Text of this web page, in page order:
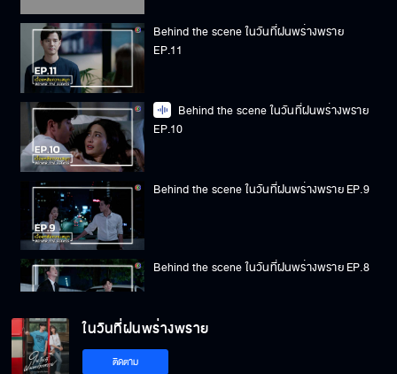
Behind the scene ในวันที่ฝนพร่างพราย
EP.11
Behind the scene ในวันที่ฝนพร่างพราย
EP.10
Behind the scene ในวันที่ฝนพร่างพราย EP.9
Behind the scene ในวันที่ฝนพร่างพราย EP.8
Behind the scene ในวันที่ฝนพร่างพราย EP.7
ในวันที่ฝนพร่างพราย
ติดตาม